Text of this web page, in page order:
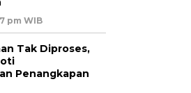
pm WIB
Tak Diproses,
Penangkapan